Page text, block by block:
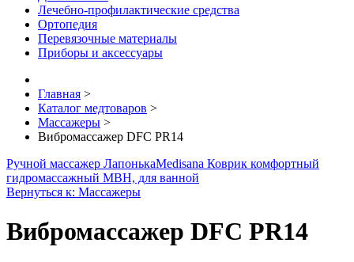
Лечебно-профилактические средства
Ортопедия
Перевязочные материалы
Приборы и аксессуары
Главная >
Каталог медтоваров >
Массажеры >
Вибромассажер DFC PR14
Ручной массажер ЛапонькаMedisana Коврик комфортный
гидромассажный MBH, для ванной
Вернуться к: Массажеры
Вибромассажер DFC PR14